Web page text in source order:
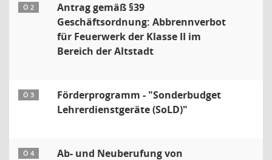
Ö 2
Antrag gemäß §39
Geschäftsordnung: Abbrennverbot
für Feuerwerk der Klasse II im
Bereich der Altstadt
Ö 3
Förderprogramm - "Sonderbudget
Lehrerdienstgeräte (SoLD)"
Ö 4 Ab- und Neuberufung von